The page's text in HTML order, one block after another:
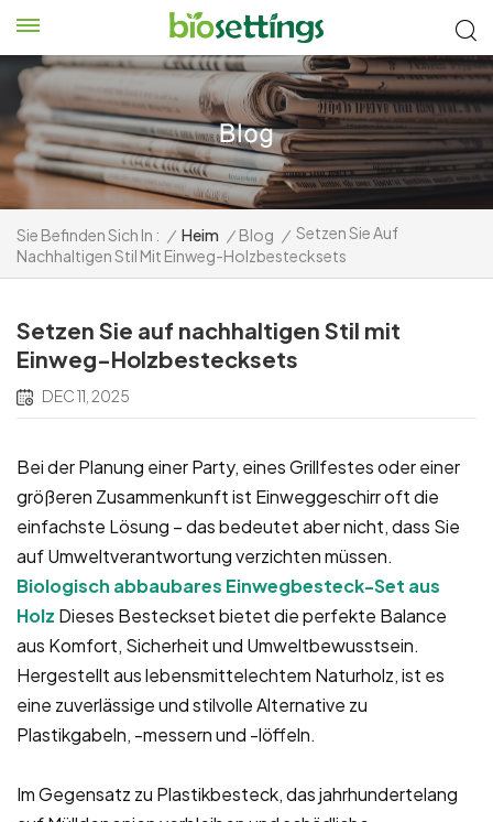
Sie Befinden Sich In : / Heim / Blog / Setzen Sie Auf
Nachhaltigen Stil Mit Einweg-Holzbestecksets
Setzen Sie auf nachhaltigen Stil mit
Einweg-Holzbestecksets
DEC 11, 2025
Bei der Planung einer Party, eines Grillfestes oder einer
größeren Zusammenkunft ist Einweggeschirr oft die
einfachste Lösung – das bedeutet aber nicht, dass Sie
auf Umweltverantwortung verzichten müssen.
Biologisch abbaubares Einwegbesteck-Set aus
Holz Dieses Besteckset bietet die perfekte Balance
aus Komfort, Sicherheit und Umweltbewusstsein.
Hergestellt aus lebensmittelechtem Naturholz, ist es
eine zuverlässige und stilvolle Alternative zu
Plastikgabeln, -messern und -löffeln.
Im Gegensatz zu Plastikbesteck, das jahrhundertelang